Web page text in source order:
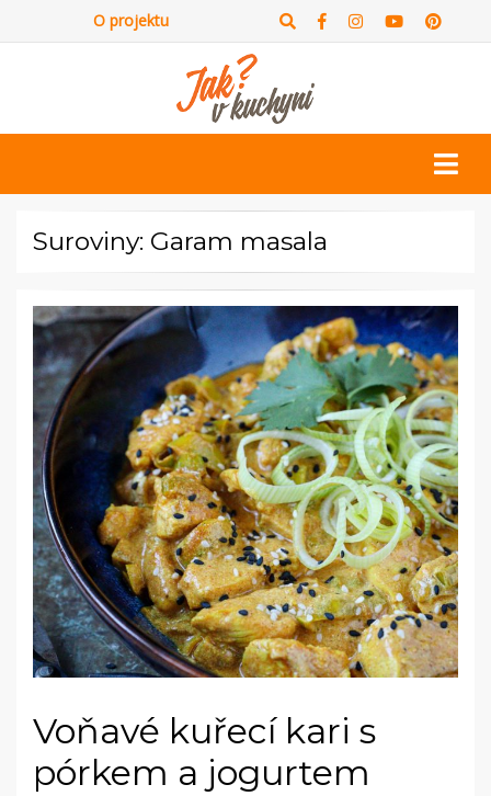
O projektu
Suroviny: Garam masala
Voňavé kuřecí kari s
pórkem a jogurtem